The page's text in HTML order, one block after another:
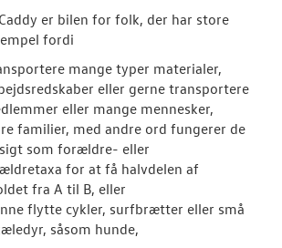
er bilen for folk, der har store
fordi
mange typer materialer,
eller gerne transportere
eller mange mennesker,
familier, med andre ord fungerer de
som forældre- eller
for at få halvdelen af
fra A til B, eller
flytte cykler, surfbrætter eller små
såsom hunde,